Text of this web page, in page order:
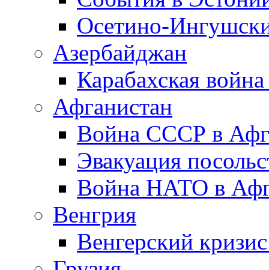
Осетино-
Азербайджан
Карабахская
Афганистан
Война СССР в
Эвакуация
Война НАТО в
Венгрия
Венгерский